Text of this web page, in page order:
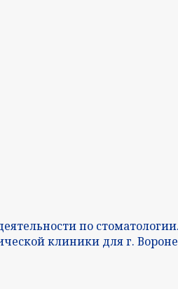
по
клиники для г.